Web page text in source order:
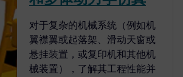
对于复杂的机械系统（例如机
翼襟翼或起落架、滑动天窗或
悬挂装置，或复印机和其他机
械装置），了解其工程性能并